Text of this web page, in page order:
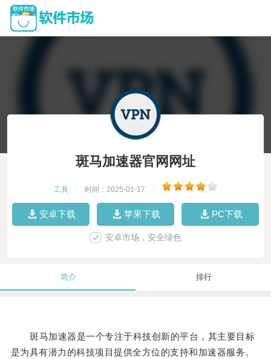
斑马加速器官网网址
工具 时间：2025-01-17
安卓下载 苹果下载 PC下载
安卓市场，安全绿色
简介 排行
斑马加速器是一个专注于科技创新的平台，其主要目标
是为具有潜力的科技项目提供全方位的支持和加速器服务。